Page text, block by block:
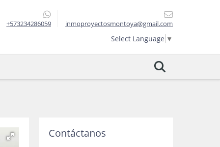
+573234286059 inmoproyectosmontoya@gmail.com
Select Language ▼
Contáctanos